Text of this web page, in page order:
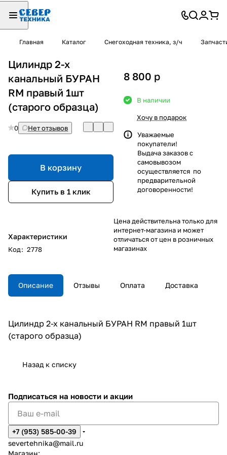
Главная Каталог Снегоходная техника, з/ч
Цилиндр 2-х
канальный БУРАН
RM правый 1шт
(старого образца)
0 Нет отзывов
В корзину
Купить в 1 клик
Характеристики
Код: 2778
8 800 p
В наличии
Хочу в подарок
Уважаемые
покупатели!
Выдача заказов с
самовывозом
осуществляется по
предварительной
договоренности!
Цена действительна только для
интернет-магазина и может
отличаться от цен в розничных
магазинах
Описание Отзывы Оплата Доставка
Цилиндр 2-х канальный БУРАН RM правый 1шт
(старого образца)
Назад к списку
Подписаться на новости и акции
+7 (953) 585-00-39
severtehnika@mail.ru
Магазин: